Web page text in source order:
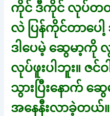
ကိုင် ဒီကိုင် လုပ်တ
လဲ ပြန်ကိုင်တာပေ
ဒါပေမဲ့ ဆွေမာ့ကို
လုပ်ဖူးပါဘူး။ ဇင်ဝ
သွားပြီးနောက် ဆွ
အနေနီးလာခဲ့တ